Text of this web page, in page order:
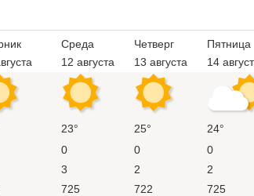
Среда
12 августа
Четверг
13 августа
Пятница
14
23° 25°
24°
0 0
0
3 2
2
725 722 725